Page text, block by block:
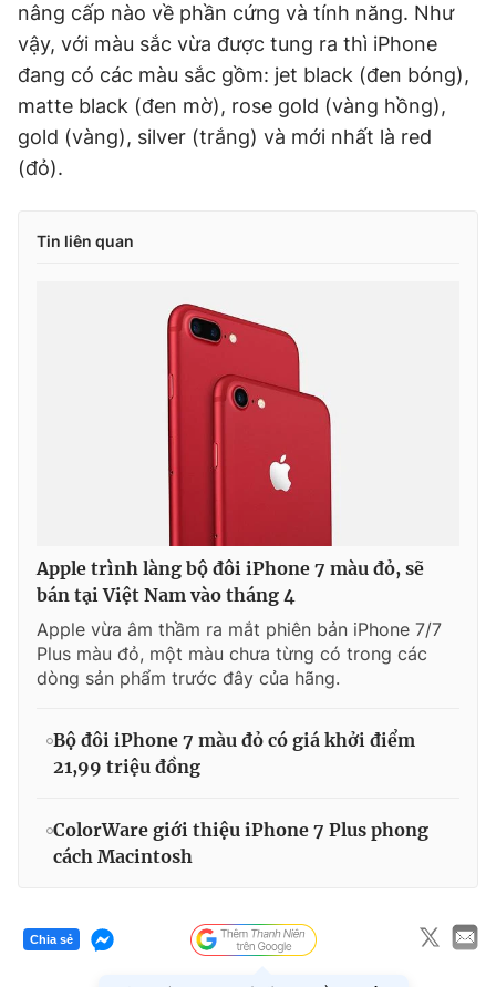
Giấy phép xuất bản số 110/GP - BTTTT cấp ngày 24.3.2020
© 2003-2026 Bản quyền thuộc về Báo Thanh Niên. Cấm sao
chép dưới mọi hình thức nếu không có sự chấp thuận bằng văn
bản. Phát triển bởi ePi Technologies, JSC.
nâng cấp nào về phần cứng và tính năng. Như
vậy, với màu sắc vừa được tung ra thì iPhone
đang có các màu sắc gồm: jet black (đen bóng),
matte black (đen mờ), rose gold (vàng hồng),
gold (vàng), silver (trắng) và mới nhất là red
(đỏ).
Tin liên quan
Apple trình làng bộ đôi iPhone 7 màu đỏ, sẽ
bán tại Việt Nam vào tháng 4
Apple vừa âm thầm ra mắt phiên bản iPhone 7/7
Plus màu đỏ, một màu chưa từng có trong các
dòng sản phẩm trước đây của hãng.
Bộ đôi iPhone 7 màu đỏ có giá khởi điểm
21,99 triệu đồng
ColorWare giới thiệu iPhone 7 Plus phong
cách Macintosh
Chia sẻ